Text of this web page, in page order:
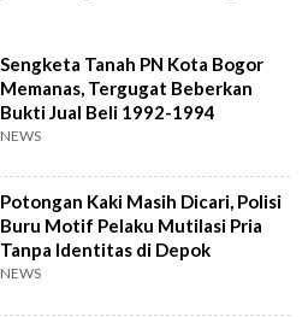
Sengketa Tanah PN Kota Bogor
Memanas, Tergugat Beberkan
Bukti Jual Beli 1992-1994
NEWS
Potongan Kaki Masih Dicari, Polisi
Buru Motif Pelaku Mutilasi Pria
Tanpa Identitas di Depok
NEWS